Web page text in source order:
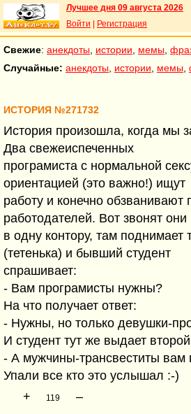
Лучшее дня 09 августа 2026
Войти
Регистрация
Свежие: анекдоты истории мемы
Случайные: анекдоты истории мемы
ИСТОРИЯ №271732
История произошла, когда мы
Два свежеиспеченных
програмиста с нормальной
ориентацией (это важно!) ищут
работу и конечно обзванивают
работодателей. Вот звонят они
в одну контору, там поднимает
(тетенька) и бывший студент
спрашивает:
- Вам програмисты нужны?
На что получает ответ:
- Нужны, но только девушки-
И студент тут же выдает
- А мужчины-трансвеститы вам
Упали все кто это услышал :-)
+
119 –